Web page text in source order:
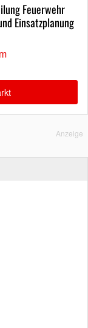
Feuerwehr
Einsatzplanung
Anzeige